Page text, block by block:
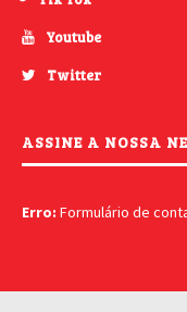
Youtube
Twitter
ASSINE A NOSSA
Erro: Formulário de